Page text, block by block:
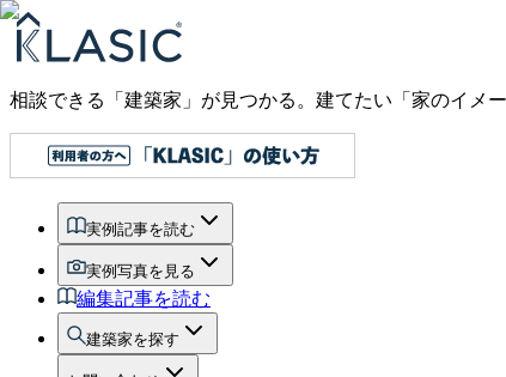
相談できる「建築家」が見つかる。建てたい「家のイメ
実例記事を読む
実例写真を見る
編集記事を読む
建築家を探す